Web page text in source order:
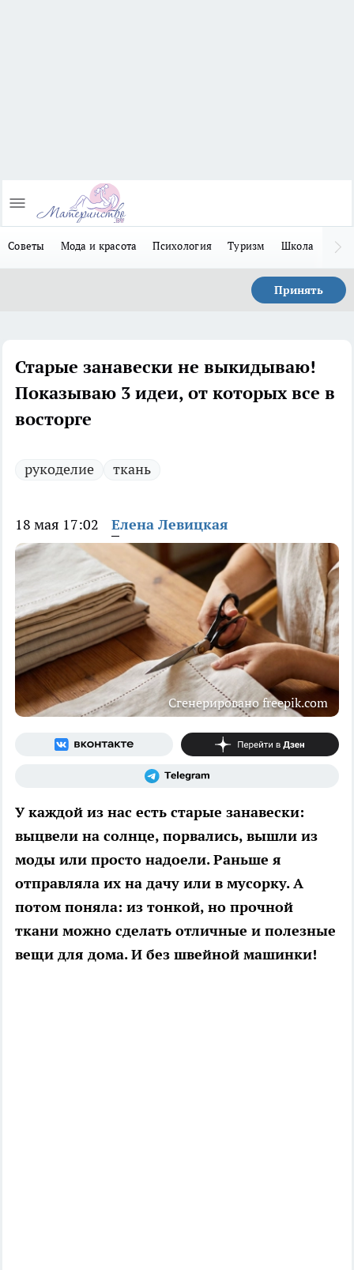
Советы Мода и красота Психология Туризм Школа
Принять
Старые занавески не выкидываю!
Показываю 3 идеи, от которых все в
восторге
рукоделие ткань
18 мая 17:02 Елена Левицкая
Сгенерировано freepik.com
У каждой из нас есть старые занавески:
выцвели на солнце, порвались, вышли из
моды или просто надоели. Раньше я
отправляла их на дачу или в мусорку. А
потом поняла: из тонкой, но прочной
ткани можно сделать отличные и полезные
вещи для дома. И без швейной машинки!